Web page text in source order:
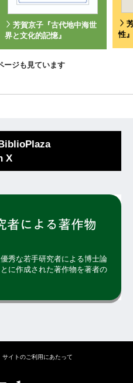
芳賀京子『古代地中海世
界と文化的記憶』
性』
ージも見ています
X
秀な若手研究者による博士論
に作成された著作物を著者の
サイトのご利用にあたって